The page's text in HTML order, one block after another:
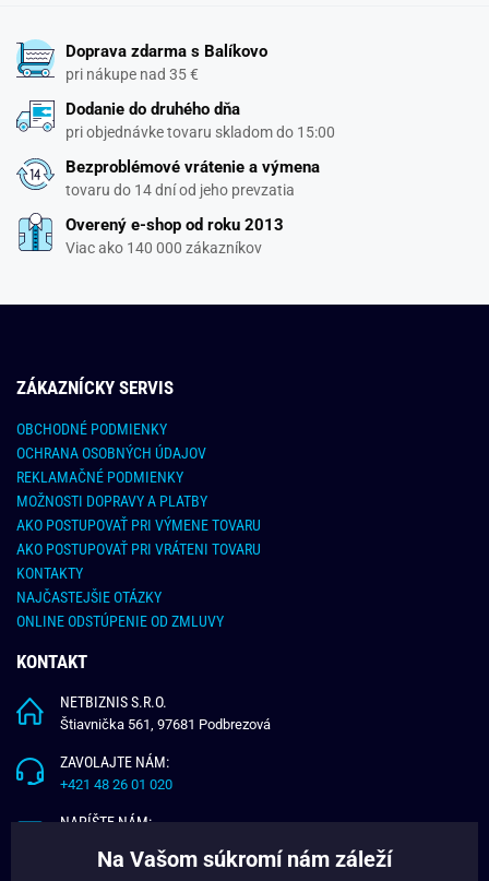
Doprava zdarma s Balíkovo
pri nákupe nad 35 €
Dodanie do druhého dňa
pri objednávke tovaru skladom do 15:00
Bezproblémové vrátenie a výmena
tovaru do 14 dní od jeho prevzatia
Overený e-shop od roku 2013
Viac ako 140 000 zákazníkov
ZÁKAZNÍCKY SERVIS
OBCHODNÉ PODMIENKY
OCHRANA OSOBNÝCH ÚDAJOV
REKLAMAČNÉ PODMIENKY
MOŽNOSTI DOPRAVY A PLATBY
AKO POSTUPOVAŤ PRI VÝMENE TOVARU
AKO POSTUPOVAŤ PRI VRÁTENI TOVARU
KONTAKTY
NAJČASTEJŠIE OTÁZKY
ONLINE ODSTÚPENIE OD ZMLUVY
KONTAKT
NETBIZNIS S.R.O.
Štiavnička 561, 97681 Podbrezová
ZAVOLAJTE NÁM:
+421 48 26 01 020
NAPÍŠTE NÁM:
Na Vašom súkromí nám záleží